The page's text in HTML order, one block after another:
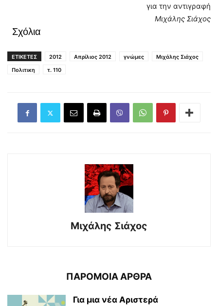
για την αντιγραφή
Μιχάλης Σιάχος
Σχόλια
ΕΤΙΚΕΤΕΣ 2012 Απρίλιος 2012 γνώμες
Μιχάλης Σιάχος
Πολιτικη
τ. 110
Μιχάλης Σιάχος
ΠΑΡΟΜΟΙΑ ΑΡΘΡΑ
Για μια νέα Αριστερά